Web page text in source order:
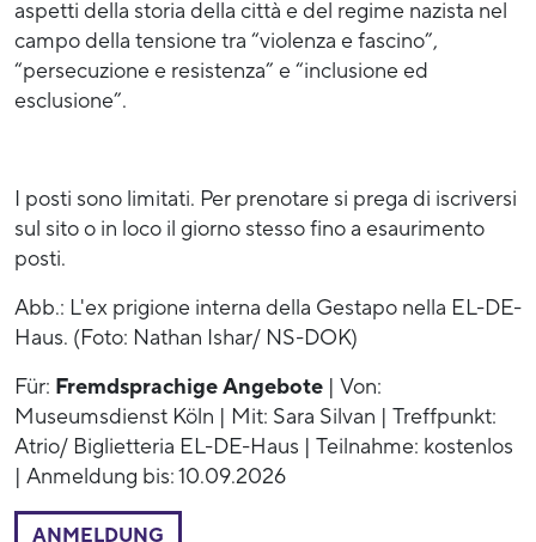
aspetti della storia della città e del regime nazista nel
campo della tensione tra “violenza e fascino”,
“persecuzione e resistenza” e “inclusione ed
esclusione”.
I posti sono limitati. Per prenotare si prega di iscriversi
sul sito o in loco il giorno stesso fino a esaurimento
posti.
Abb.: L'ex prigione interna della Gestapo nella EL-DE-
Haus. (Foto: Nathan Ishar/ NS-DOK)
Für: Fremdsprachige Angebote | Von:
Museumsdienst Köln | Mit: Sara Silvan | Treffpunkt:
Atrio/ Biglietteria EL-DE-Haus | Teilnahme: kostenlos
| Anmeldung bis: 10.09.2026
ANMELDUNG